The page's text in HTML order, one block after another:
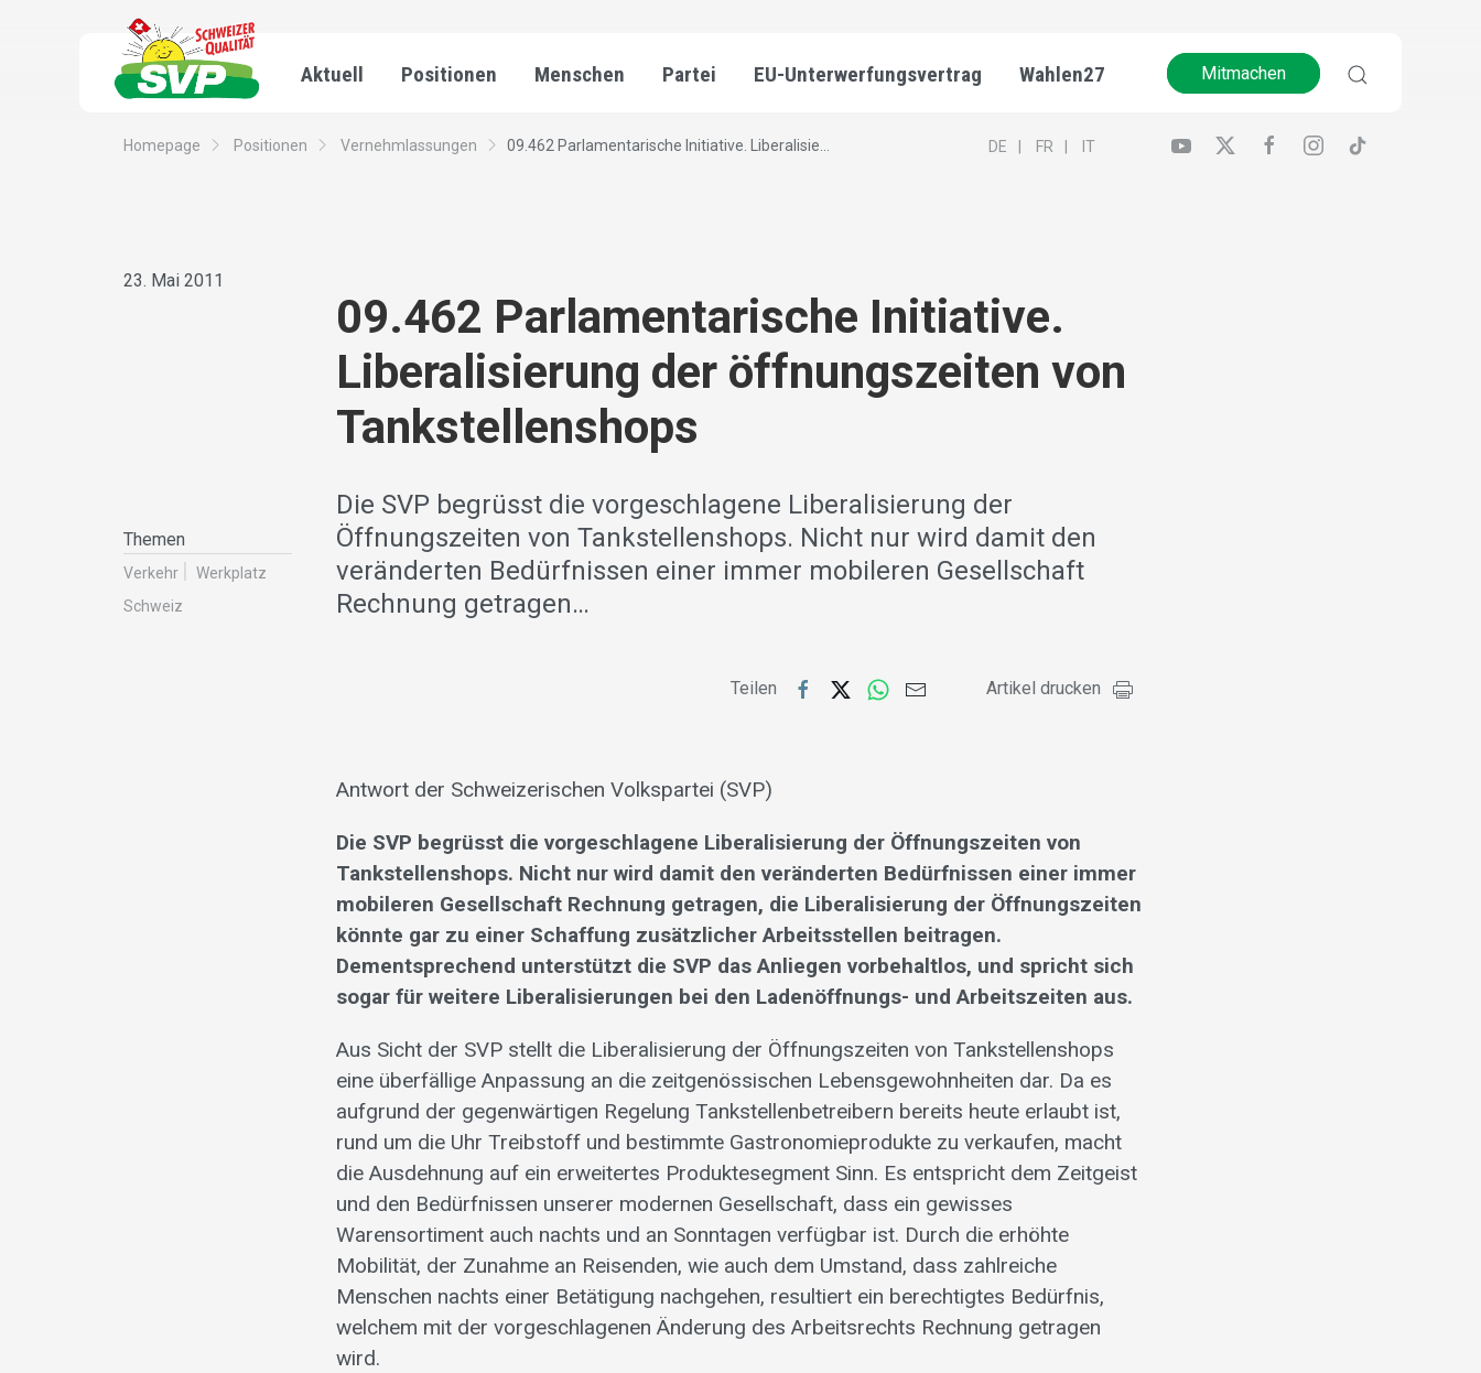
Aktuell Positionen Menschen Partei EU-Unterwerfungsvertrag Wahlen27 Mitmachen
Homepage Positionen Vernehmlassungen 09.462 Parlamentarische Initiative. Liberalisie... DE FR IT
23. Mai 2011
Themen
Verkehr
Werkplatz
Schweiz
09.462 Parlamentarische Initiative.
Liberalisierung der öffnungszeiten von
Tankstellenshops
Die SVP begrüsst die vorgeschlagene Liberalisierung der
Öffnungszeiten von Tankstellenshops. Nicht nur wird damit den
veränderten Bedürfnissen einer immer mobileren Gesellschaft
Rechnung getragen…
Teilen Artikel drucken
Antwort der Schweizerischen Volkspartei (SVP)
Die SVP begrüsst die vorgeschlagene Liberalisierung der Öffnungszeiten von
Tankstellenshops. Nicht nur wird damit den veränderten Bedürfnissen einer immer
mobileren Gesellschaft Rechnung getragen, die Liberalisierung der Öffnungszeiten
könnte gar zu einer Schaffung zusätzlicher Arbeitsstellen beitragen.
Dementsprechend unterstützt die SVP das Anliegen vorbehaltlos, und spricht sich
sogar für weitere Liberalisierungen bei den Ladenöffnungs- und Arbeitszeiten aus.
Aus Sicht der SVP stellt die Liberalisierung der Öffnungszeiten von Tankstellenshops
eine überfällige Anpassung an die zeitgenössischen Lebensgewohnheiten dar. Da es
aufgrund der gegenwärtigen Regelung Tankstellenbetreibern bereits heute erlaubt ist,
rund um die Uhr Treibstoff und bestimmte Gastronomieprodukte zu verkaufen, macht
die Ausdehnung auf ein erweitertes Produktesegment Sinn. Es entspricht dem Zeitgeist
und den Bedürfnissen unserer modernen Gesellschaft, dass ein gewisses
Warensortiment auch nachts und an Sonntagen verfügbar ist. Durch die erhöhte
Mobilität, der Zunahme an Reisenden, wie auch dem Umstand, dass zahlreiche
Menschen nachts einer Betätigung nachgehen, resultiert ein berechtigtes Bedürfnis,
welchem mit der vorgeschlagenen Änderung des Arbeitsrechts Rechnung getragen
wird.